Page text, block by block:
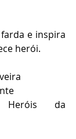
e inspira
herói.
Heróis da